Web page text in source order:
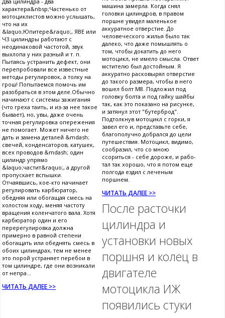
характера&nbsp;Частенько от
мотоциклистов можно услышать,
что на их
&laquo;Юпитере&raquo;, ЯВЕ или
ЧЗ цилиндры работают с
неодинаковой частотой, звук
выхлопа у них разный и т. п.
Пытаясь устранить дефект, они
перепробовали все известные
методы регулировок, а толку на
грош! Попытаемся помочь им
разобраться в этом деле.Обычно
начинают с системы зажигания
(что греха таить, и из-за нее такое
бывает), но, увы, даже очень
точная регулировка опережения
не помогает. Может ничего не
дать и замена деталей &mdash;
свечей, конденсаторов, катушек,
всех проводов &mdash; один
цилиндр упрямо
&laquo;частит&raquo;, а другой
пропускает вспышки.
Отчаявшись, кое-кто начинает
регулировать карбюратор,
обедняя или обогащая смесь на
холостом ходу, меняя частоту
вращения коленчатого вала. Хотя
карбюратор один и его
перерегулировка должна
примерно в равной степени
обогащать или обеднять смесь в
обоих цилиндрах, тем не менее
это порой устраняет перебои в
том цилиндре, где они возникали
от непра...
ЧИТАТЬ ДАЛЕЕ >>
машина замерла. Когда снял
головки цилиндров, в правом
поршне увидел маленькое
аккуратное отверстие. До
человеческого жилья было так
далеко, что даже помышлять о
том, чтобы докатить до него
мотоцикл, не имело смысла. Ответ
мстителю был достойным. Я
аккуратно расковырял отверстие
до такого размера, чтобы в него
вошел болт М8. Подложил под
головку болта и под гайку шайбы
так, как это показано на рисунке,
и затянул этот "бутерброд".
Подтолкнув мотоцикл с горки, я
завел его и, представьте себе,
благополучно добрался до цели
путешествия. Мотоцикл, видимо,
сообразил, что со мною
ссориться - себе дороже, и рабо-
тал так хорошо, что я потом еще
полгода ездил с леченым
поршнем.
ЧИТАТЬ ДАЛЕЕ >>
После расточки
цилиндра и
установки новых
поршня и колец в
двигателе
мотоцикла ИЖ
появились стуки